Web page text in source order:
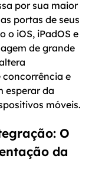
por sua maior
portas de seus
o iOS, iPadOS e
de grande
e
esperar da
móveis.
O
da